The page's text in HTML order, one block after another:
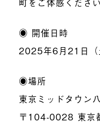
◉ 開催日時
2025年6月21日
◉場所
東京ミッドタウン
〒104-0028 東京